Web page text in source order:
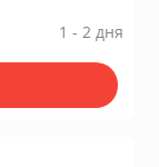
1 - 2 дня